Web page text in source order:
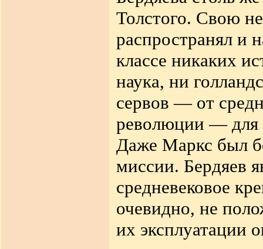
Толстого. Свою
распространял и
классе никаких
наука, ни
сервов — от
революции — для
Даже Маркс был
миссии. Бердяев
средневековое
очевидно, не
их эксплуатации